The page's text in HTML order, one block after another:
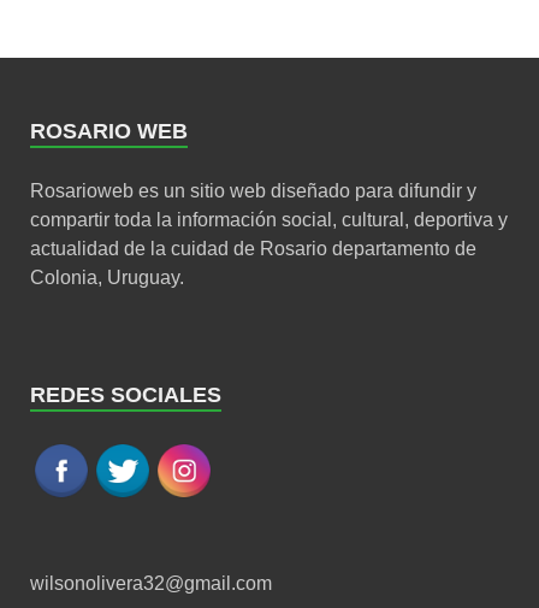
ROSARIO WEB
Rosarioweb es un sitio web diseñado para difundir y
compartir toda la información social, cultural, deportiva y
actualidad de la cuidad de Rosario departamento de
Colonia, Uruguay.
REDES SOCIALES
wilsonolivera32@gmail.com